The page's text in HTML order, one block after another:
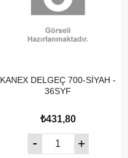
KANEX DELGEÇ 700-SİYAH -
36SYF
₺431,80